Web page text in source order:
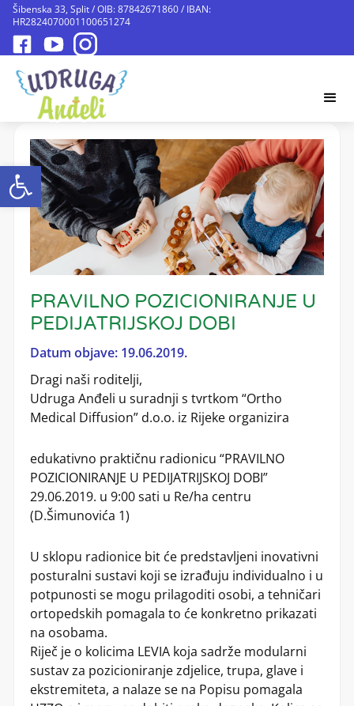
Open toolbar
Šibenska 33, Split / OIB: 87842671860 / IBAN:
HR2824070001100651274
PRAVILNO POZICIONIRANJE U
PEDIJATRIJSKOJ DOBI
Datum objave: 19.06.2019.
Dragi naši roditelji,
Udruga Anđeli u suradnji s tvrtkom “Ortho
Medical Diffusion” d.o.o. iz Rijeke organizira
edukativno praktičnu radionicu “PRAVILNO
POZICIONIRANJE U PEDIJATRIJSKOJ DOBI”
29.06.2019. u 9:00 sati u Re/ha centru
(D.Šimunovića 1)
U sklopu radionice bit će predstavljeni inovativni
posturalni sustavi koji se izrađuju individualno i u
potpunosti se mogu prilagoditi osobi, a tehničari
ortopedskih pomagala to će konkretno prikazati
na osobama.
Riječ je o kolicima LEVIA koja sadrže modularni
sustav za pozicioniranje zdjelice, trupa, glave i
ekstremiteta, a nalaze se na Popisu pomagala